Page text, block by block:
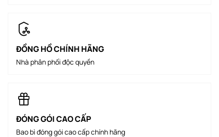
ĐỒNG HỒ CHÍNH HÃNG
Nhà phân phối độc quyền
ĐÓNG GÓI CAO CẤP
Bao bì đóng gói cao cấp chính hãng